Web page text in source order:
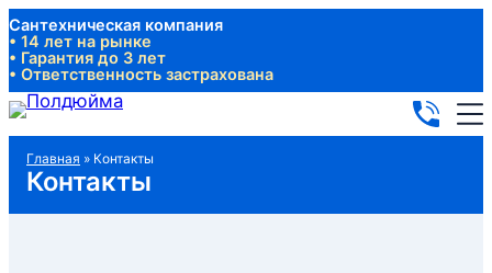
Перейти
к
содержимому
Сантехническая компания
• 14 лет на рынке
• Гарантия до 3 лет
• Ответственность застрахована
Главная » Контакты
Контакты